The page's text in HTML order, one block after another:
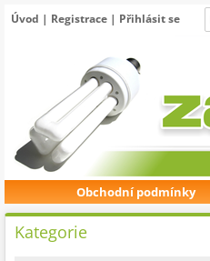
Úvod | Registrace | Přihlásit se
Obchodní podmínky
Kategorie